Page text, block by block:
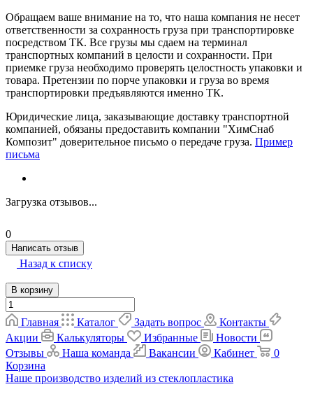
Обращаем ваше внимание на то, что наша компания не несет
ответственности за сохранность груза при транспортировке
посредством ТК. Все грузы мы сдаем на терминал
транспортных компаний в целости и сохранности. При
приемке груза необходимо проверять целостность упаковки и
товара. Претензии по порче упаковки и груза во время
транспортировки предъявляются именно ТК.
Юридические лица, заказывающие доставку транспортной
компанией, обязаны предоставить компании "ХимСнаб
Композит" доверительное письмо о передаче груза. Пример
письма
Загрузка отзывов...
0
Написать отзыв
Назад к списку
В корзину
Главная Каталог Задать вопрос
Контакты
Акции
Калькуляторы Избранные
Новости
Отзывы
Наша команда Вакансии Кабинет
0
Корзина
Наше производство изделий из стеклопластика